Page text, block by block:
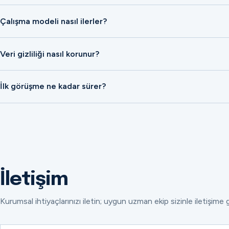
Çalışma modeli nasıl ilerler?
Veri gizliliği nasıl korunur?
İlk görüşme ne kadar sürer?
İletişim
Kurumsal ihtiyaçlarınızı iletin; uygun uzman ekip sizinle iletişime